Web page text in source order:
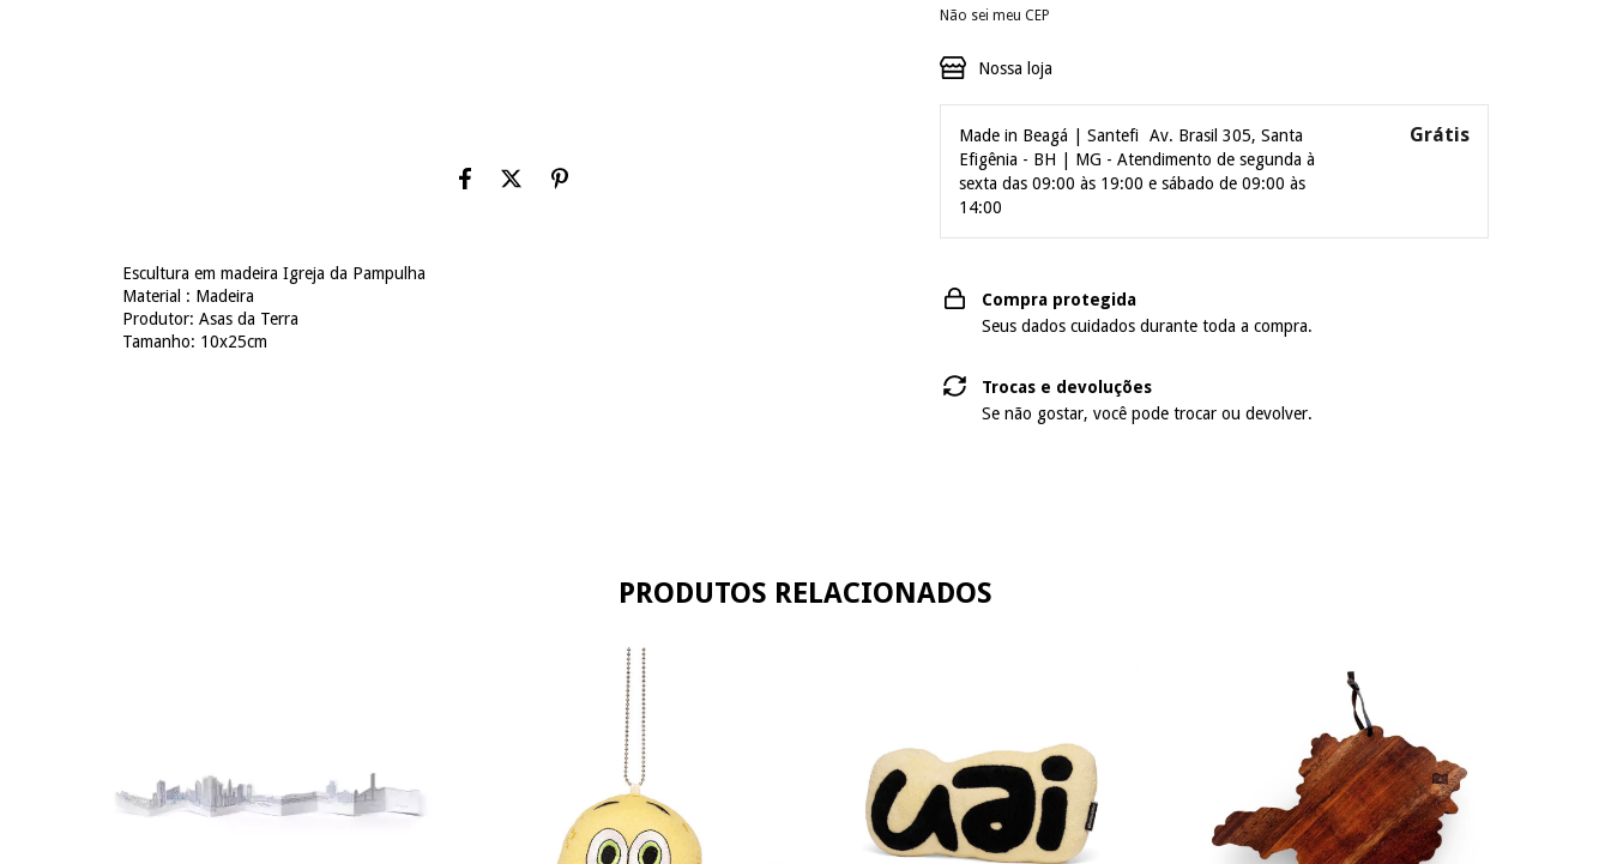
Escultura em madeira Igreja da Pampulha
Material : Madeira
Produtor: Asas da Terra
Tamanho: 10x25cm
Não sei meu CEP
Nossa loja
Made in Beagá | Santefi Av. Brasil 305, Santa
Efigênia - BH | MG - Atendimento de segunda à
sexta das 09:00 às 19:00 e sábado de 09:00 às
14:00
Grátis
Compra protegida
Seus dados cuidados durante toda a compra.
Trocas e devoluções
Se não gostar, você pode trocar ou devolver.
PRODUTOS RELACIONADOS